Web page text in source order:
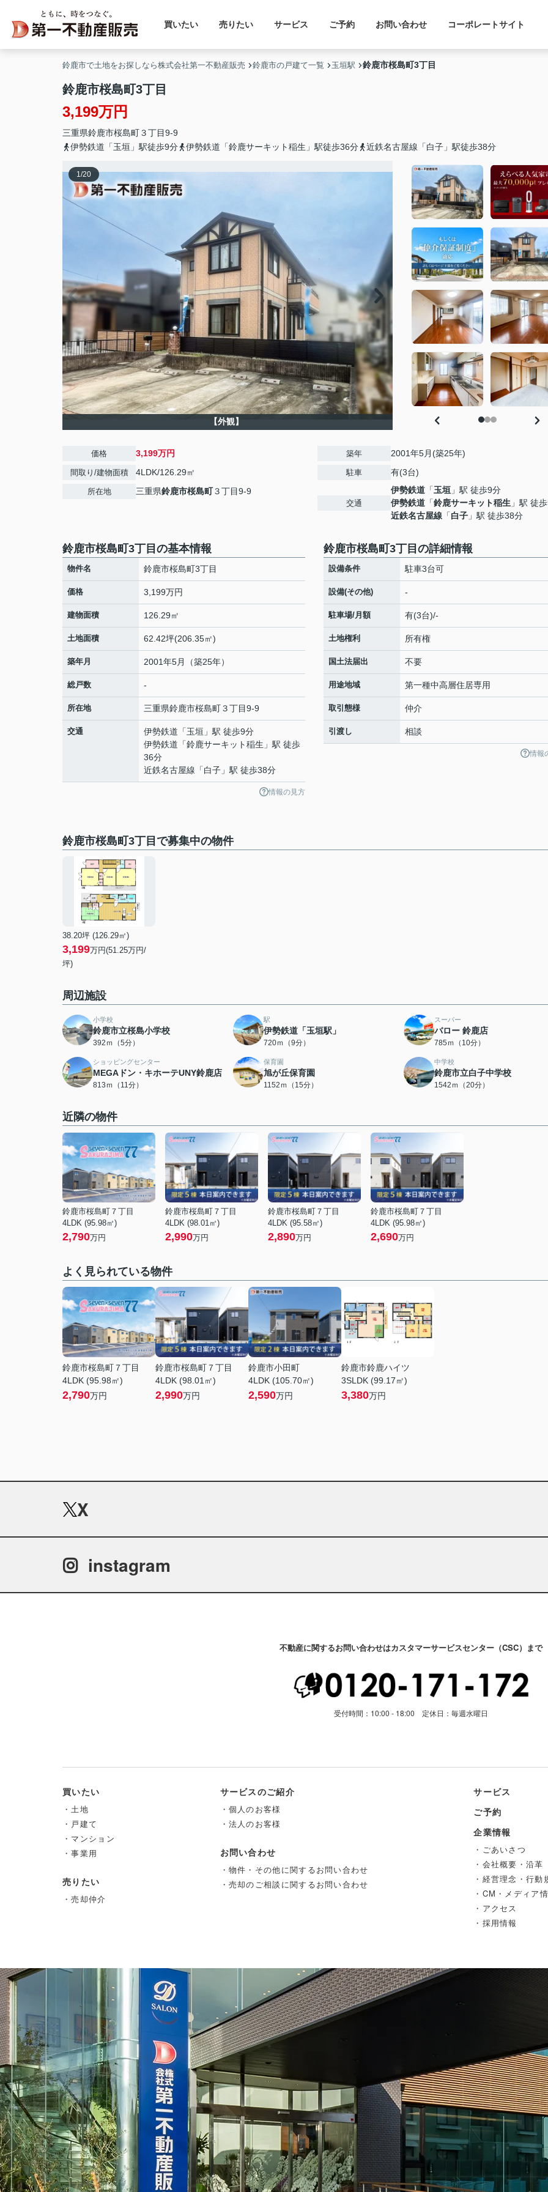
買いたい 売りたい サービス ご予約 お問い合わせ コーポレートサイト
鈴鹿市で土地をお探しなら株式会社第一不動産販売 鈴鹿市の戸建て一覧 玉垣駅 鈴鹿市桜島町3丁目
鈴鹿市桜島町3丁目
3,199万円
三重県鈴鹿市桜島町３丁目9-9
伊勢鉄道「玉垣」駅徒歩9分
伊勢鉄道「鈴鹿サーキット稲生」駅徒歩36分 近鉄名古屋線「白子」駅徒歩38分
1/20
【外観】
価格 3,199万円
間取り/建物面積 4LDK/126.29㎡
所在地 三重県鈴鹿市桜島町３丁目9-9
築年 2001年5月(築25年)
駐車 有(3台)
交通
伊勢鉄道 「玉垣 」駅 徒歩9分
伊勢鉄道 「鈴鹿サーキット稲生 」駅 徒
近鉄名古屋線 「白子 」駅 徒歩38分
鈴鹿市桜島町3丁目の基本情報
物件名 鈴鹿市桜島町3丁目
価格 3,199万円
建物面積 126.29㎡
土地面積 62.42坪(206.35㎡)
築年月 2001年5月（築25年）
総戸数 -
所在地 三重県鈴鹿市桜島町３丁目9-9
交通 伊勢鉄道 「玉垣 」駅 徒歩9分
伊勢鉄道 「鈴鹿サーキット稲生 」駅 徒歩
36分
近鉄名古屋線 「白子 」駅 徒歩38分
情報の見方
鈴鹿市桜島町3丁目の詳細情報
設備条件 駐車3台可
設備(その他) -
駐車場/月額 有(3台)/-
土地権利 所有権
国土法届出 不要
用途地域 第一種中高層住居専用
取引態様 仲介
引渡し 相談
情報
鈴鹿市桜島町3丁目で募集中の物件
38.20坪 (126.29㎡)
3,199万円(51.25万円/
坪)
周辺施設
小学校
鈴鹿市立桜島小学校
392ｍ（5分）
駅
伊勢鉄道「玉垣駅」
720ｍ（9分）
スーパー
バロー 鈴鹿店
785ｍ（10分）
ショッピングセンター
MEGAドン・キホーテUNY鈴鹿店
813ｍ（11分）
保育園
旭が丘保育園
1152ｍ（15分）
中学校
鈴鹿市立白子中学校
1542ｍ（20分）
近隣の物件
鈴鹿市桜島町７丁目
4LDK (95.98㎡)
2,790万円
鈴鹿市桜島町７丁目
4LDK (98.01㎡)
2,990万円
鈴鹿市桜島町７丁目
4LDK (95.58㎡)
2,890万円
鈴鹿市桜島町７丁目
4LDK (95.98㎡)
2,690万円
よく見られている物件
鈴鹿市桜島町７丁目
4LDK (95.98㎡)
2,790万円
鈴鹿市桜島町７丁目
4LDK (98.01㎡)
2,990万円
鈴鹿市小田町
4LDK (105.70㎡)
2,590万円
鈴鹿市鈴鹿ハイツ
3SLDK (99.17㎡)
3,380万円
X
instagram
不動産に関するお問い合わせはカスタマーサービスセンター（CSC）まで
受付時間：10:00 - 18:00 定休日：毎週水曜日
買いたい
・土地
・戸建て
・マンション
・事業用
売りたい
・売却仲介
サービスのご紹介
・個人のお客様
・法人のお客様
お問い合わせ
・物件・その他に関するお問い合わせ
・売却のご相談に関するお問い合わせ
サービス
ご予約
企業情報
・ごあいさつ
・会社概要・沿革
・経営理念・行動
・CM・メディア
・アクセス
・採用情報